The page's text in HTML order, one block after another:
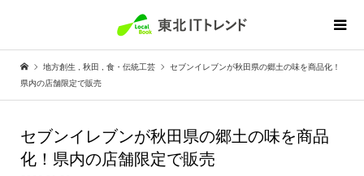
地方創生 秋田 食・伝統工芸
セブンイレブンが秋田県の郷土の味を商品化！
県内の店舗限定で販売
セブンイレブンが秋田県の郷土の味を商品
化！県内の店舗限定で販売